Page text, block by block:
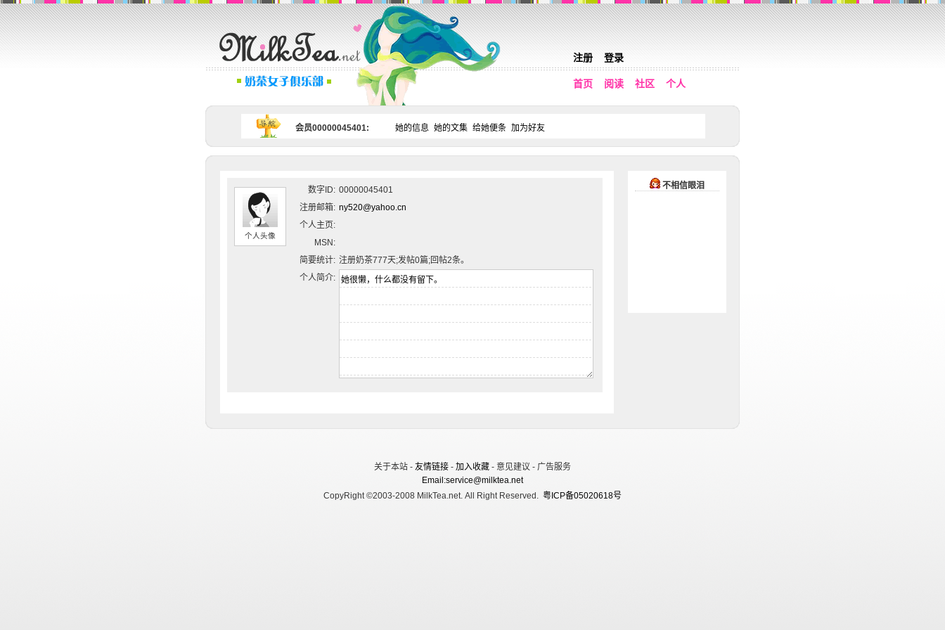
注册 登录
首页 阅读 社区 个人
会员00000045401: 她的信息 她的文集 给她便条 加为好友
个人头像
数字ID: 00000045401
注册邮箱: ny520@yahoo.cn
个人主页:
MSN:
简要统计: 注册奶茶777天;发帖0篇;回帖2条。
个人简介:
不相信眼泪
关于本站 - 友情链接 - 加入收藏 - 意见建议 - 广告服务
Email:service@milktea.net
CopyRight ©2003-2008 MilkTea.net. All Right Reserved. 粤ICP备05020618号